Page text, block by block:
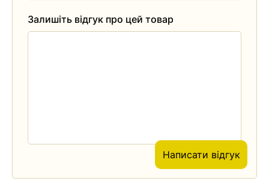
Залишіть відгук про цей товар
Написати відгук